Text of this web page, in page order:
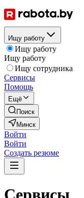
Ищу работу
Ищу работу
Ищу работу
Ищу сотрудника
Сервисы
Помощь
Ещё
Поиск
Минск
Войти
Войти
Создать резюме